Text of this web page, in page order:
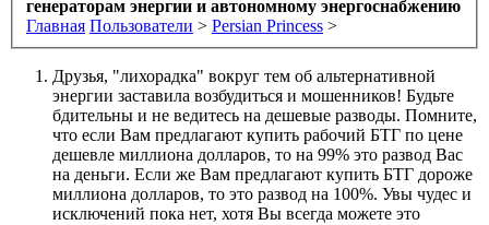
генераторам энергии и автономному энергоснабжению
Главная Пользователи > Persian Princess >
Друзья, "лихорадка" вокруг тем об альтернативной
энергии заставила возбудиться и мошенников! Будьте
бдительны и не ведитесь на дешевые разводы. Помните,
что если Вам предлагают купить рабочий БТГ по цене
дешевле миллиона долларов, то на 99% это развод Вас
на деньги. Если же Вам предлагают купить БТГ дороже
миллиона долларов, то это развод на 100%. Увы чудес и
исключений пока нет, хотя Вы всегда можете это